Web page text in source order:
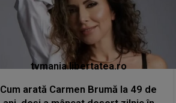
tvmania.libertatea.ro
Cum arată Carmen Brumă la 49 de